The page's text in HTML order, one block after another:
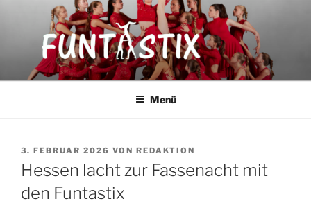
FUNTASTIX
Showakrobatik
Menü
VERÖFFENTLICHT
AM
3. FEBRUAR 2026 VON REDAKTION
Hessen lacht zur Fassenacht mit
den Funtastix